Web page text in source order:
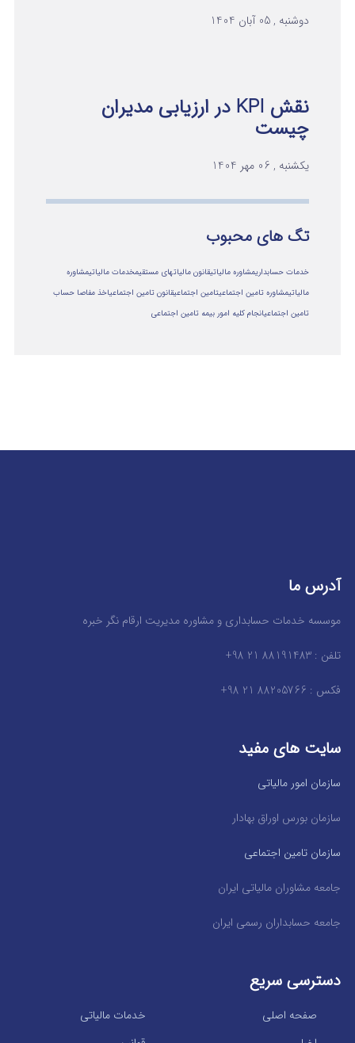
دوشنبه , 05 آبان 1404
نقش KPI در ارزیابی مدیران
چیست
یکشنبه , 06 مهر 1404
تگ های محبوب
خدمات حسابداریمشاوره مالیاتیقانون مالیاتهای مستقیمخدمات مالیاتیمشاوره
مالياتيمشاوره تامین اجتماعیتامین اجتماعیقانون تامین اجتماعیاخذ مفاصا حساب
تامین اجتماعیانجام کلیه امور بیمه تامین اجتماعی
آدرس ما
موسسه خدمات حسابداری و مشاوره مدیریت ارقام نگر خبره
تلفن : 88191483 21 98+
فکس : 88205766 21 98+
سایت های مفید
سازمان امور مالیاتی
سازمان بورس اوراق بهادار
سازمان تامین اجتماعی
جامعه مشاوران مالیاتی ایران
جامعه حسابداران رسمی ایران
دسترسی سریع
خدمات مالیاتی
صفحه اصلی